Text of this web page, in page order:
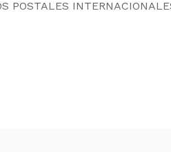
POSTALES